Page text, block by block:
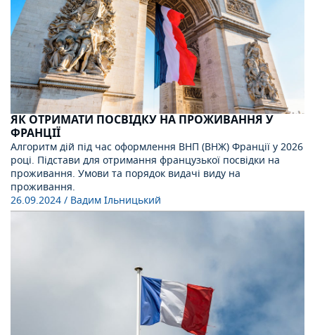
ЯК ОТРИМАТИ ПОСВІДКУ НА ПРОЖИВАННЯ У
ФРАНЦІЇ
Алгоритм дій під час оформлення ВНП (ВНЖ) Франції у 2026
році. Підстави для отримання французької посвідки на
проживання. Умови та порядок видачі виду на
проживання.
26.09.2024/ Вадим Ільницький